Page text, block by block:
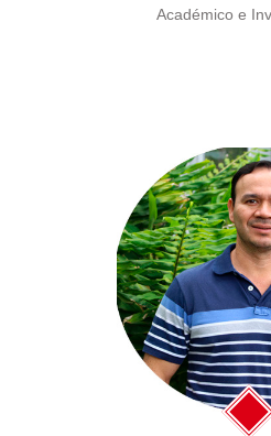
Académico e